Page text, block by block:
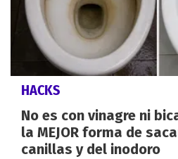
HACKS
No es con vinagre ni
la MEJOR forma de
canillas y del inodoro